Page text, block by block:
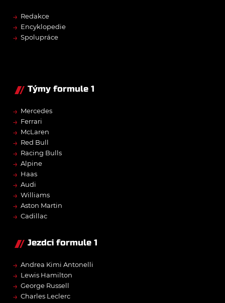
→ Redakce
→ Encyklopedie
→ Spolupráce
Týmy formule 1
→ Mercedes
→ Ferrari
→ McLaren
→ Red Bull
→ Racing Bulls
→ Alpine
→ Haas
→ Audi
→ Williams
→ Aston Martin
→ Cadillac
Jezdci formule 1
→ Andrea Kimi Antonelli
→ Lewis Hamilton
→ George Russell
→ Charles Leclerc